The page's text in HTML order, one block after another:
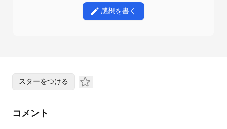
感想を書く
スターをつける
コメント